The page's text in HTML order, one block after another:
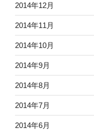
2014年12月
2014年11月
2014年10月
2014年9月
2014年8月
2014年7月
2014年6月